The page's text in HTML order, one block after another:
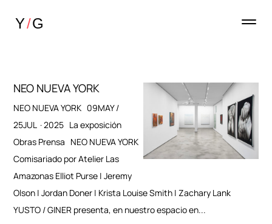
NEO NUEVA YORK
NEO NUEVA YORK 09MAY /
25JUL · 2025 La exposición
Obras Prensa NEO NUEVA YORK
Comisariado por Atelier Las
Amazonas Elliot Purse | Jeremy
Olson | Jordan Doner | Krista Louise Smith | Zachary Lank
YUSTO / GINER presenta, en nuestro espacio en...